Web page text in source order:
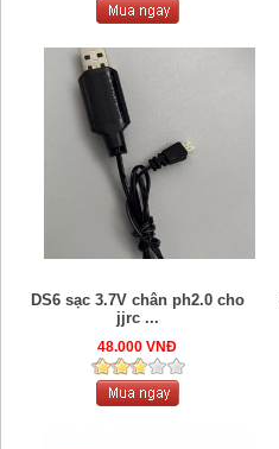
DS6 sạc 3.7V chân ph2.0 cho
jjrc ...
48.000 VNĐ